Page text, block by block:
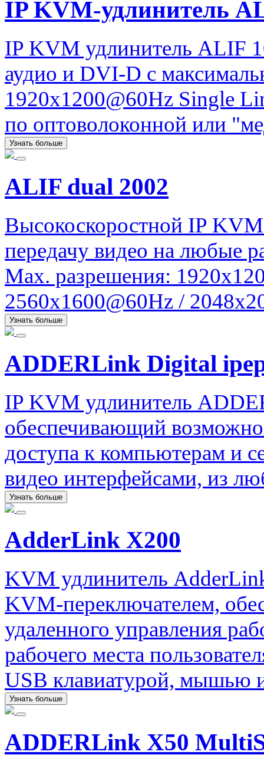
IP KVM-удлинитель
IP KVM удлинитель ALIF
аудио и DVI-D с
1920x1200@60Hz Single
по оптоволоконной или
Узнать больше
ALIF dual 2002
Высокоскоростной IP
передачу видео на любые
Max. разрешения:
2560x1600@60Hz /
Узнать больше
ADDERLink Digital
IP KVM удлинитель
обеспечивающий
доступа к компьютерам и
видео интерфейсами, из
Узнать больше
AdderLink X200
KVM удлинитель
KVM-переключателем,
удаленного управления
рабочего места
USB клавиатурой, мышью
Узнать больше
ADDERLink X50